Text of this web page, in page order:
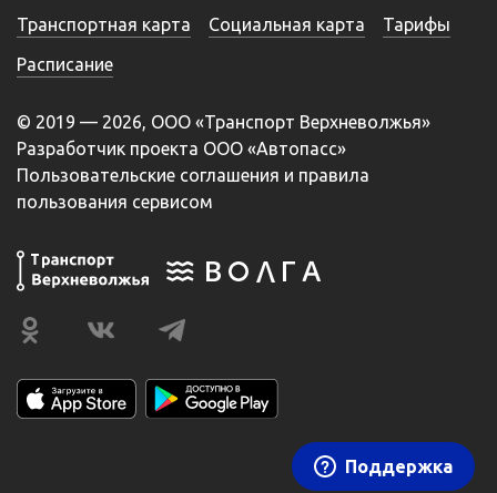
Поддержка
Транспортная карта Социальная карта
Тарифы
Расписание
© 2019 — 2026, ООО «Транспорт Верхневолжья»
Разработчик проекта ООО «Автопасс»
Пользовательские соглашения и правила
пользования сервисом